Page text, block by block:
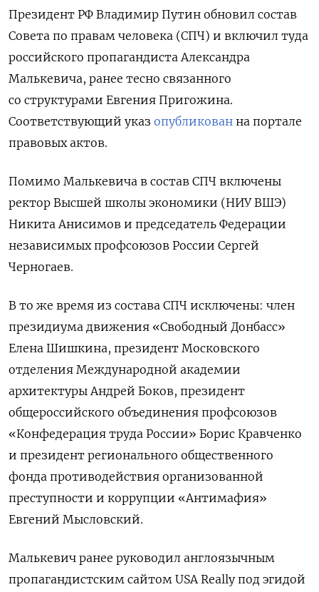
Президент РФ Владимир Путин обновил состав
Совета по правам человека (СПЧ) и включил туда
российского пропагандиста Александра
Малькевича, ранее тесно связанного
со структурами Евгения Пригожина.
Соответствующий указ опубликован на портале
правовых актов.
Помимо Малькевича в состав СПЧ включены
ректор Высшей школы экономики (НИУ ВШЭ)
Никита Анисимов и председатель Федерации
независимых профсоюзов России Сергей
Черногаев.
В то же время из состава СПЧ исключены: член
президиума движения «Свободный Донбасс»
Елена Шишкина, президент Московского
отделения Международной академии
архитектуры Андрей Боков, президент
общероссийского объединения профсоюзов
«Конфедерация труда России» Борис Кравченко
и президент регионального общественного
фонда противодействия организованной
преступности и коррупции «Антимафия»
Евгений Мысловский.
Малькевич ранее руководил англоязычным
пропагандистским сайтом USA Really под эгидой